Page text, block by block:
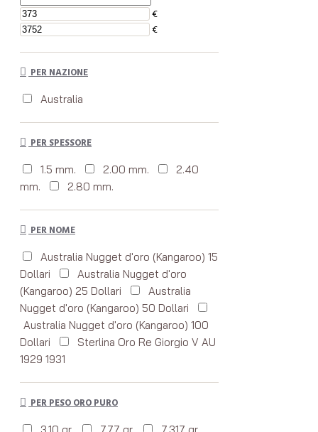
€
€
PER NAZIONE
Australia
PER SPESSORE
1.5 mm. 2.00 mm.
2.40
mm.
2.80 mm.
PER NOME
Australia Nugget d'oro (Kangaroo) 15
Dollari
Australia Nugget d'oro
(Kangaroo) 25 Dollari
Australia
Nugget d'oro (Kangaroo) 50 Dollari
Australia Nugget d'oro (Kangaroo) 100
Dollari
Sterlina Oro Re Giorgio V AU
1929 1931
PER PESO ORO PURO
3.10 gr. 7.77 gr. 7.317 gr.